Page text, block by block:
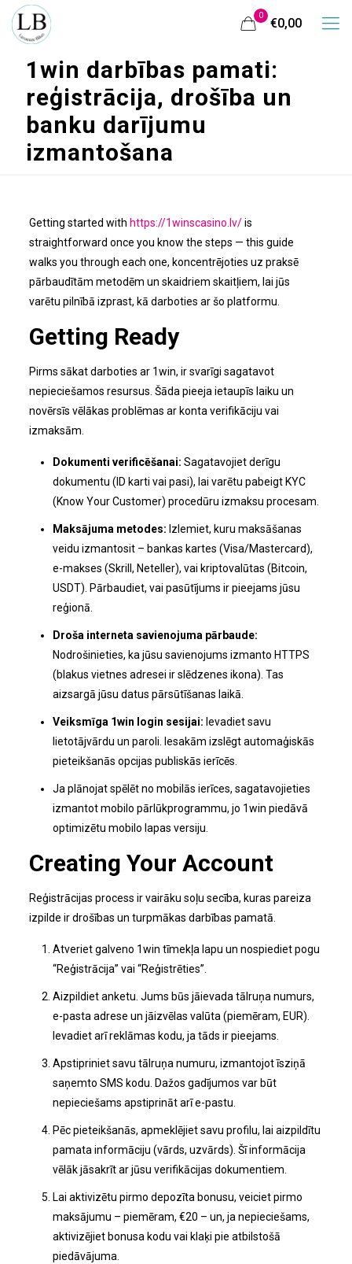
0
€0,00
1win darbības pamati:
reģistrācija, drošība un
banku darījumu
izmantošana
Getting started with https://1winscasino.lv/is
straightforward once you know the steps — this guide
walks you through each one, koncentrējoties uz praksē
pārbaudītām metodēm un skaidriem skaitļiem, lai jūs
varētu pilnībā izprast, kā darboties ar šo platformu.
Getting Ready
Pirms sākat darboties ar 1win, ir svarīgi sagatavot
nepieciešamos resursus. Šāda pieeja ietaupīs laiku un
novērsīs vēlākas problēmas ar konta verifikāciju vai
izmaksām.
Dokumenti verificēšanai: Sagatavojiet derīgu
dokumentu (ID karti vai pasi), lai varētu pabeigt KYC
(Know Your Customer) procedūru izmaksu procesam.
Maksājuma metodes: Izlemiet, kuru maksāšanas
veidu izmantosit – bankas kartes (Visa/Mastercard),
e-makses (Skrill, Neteller), vai kriptovalūtas (Bitcoin,
USDT). Pārbaudiet, vai pasūtījums ir pieejams jūsu
reģionā.
Droša interneta savienojuma pārbaude:
Nodrošinieties, ka jūsu savienojums izmanto HTTPS
(blakus vietnes adresei ir slēdzenes ikona). Tas
aizsargā jūsu datus pārsūtīšanas laikā.
Veiksmīga 1win login sesijai: Ievadiet savu
lietotājvārdu un paroli. Iesakām izslēgt automaģiskās
pieteikšanās opcijas publiskās ierīcēs.
Ja plānojat spēlēt no mobilās ierīces, sagatavojieties
izmantot mobilo pārlūkprogrammu, jo 1win piedāvā
optimizētu mobilo lapas versiju.
Creating Your Account
Reģistrācijas process ir vairāku soļu secība, kuras pareiza
izpilde ir drošības un turpmākas darbības pamatā.
Atveriet galveno 1win tīmekļa lapu un nospiediet pogu
“Reģistrācija” vai “Reģistrēties”.
Aizpildiet anketu. Jums būs jāievada tālruņa numurs,
e-pasta adrese un jāizvēlas valūta (piemēram, EUR).
Ievadiet arī reklāmas kodu, ja tāds ir pieejams.
Apstipriniet savu tālruņa numuru, izmantojot īsziņā
saņemto SMS kodu. Dažos gadījumos var būt
nepieciešams apstiprināt arī e-pastu.
Pēc pieteikšanās, apmeklējiet savu profilu, lai aizpildītu
pamata informāciju (vārds, uzvārds). Šī informācija
vēlāk jāsakrīt ar jūsu verifikācijas dokumentiem.
Lai aktivizētu pirmo depozīta bonusu, veiciet pirmo
maksājumu – piemēram, €20 – un, ja nepieciešams,
aktivizējiet bonusa kodu vai klaķi pie atbilstošā
piedāvājuma.